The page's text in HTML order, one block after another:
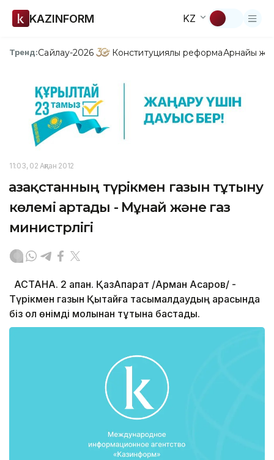
KAZINFORM KZ
Тренд:Сайлау-2026 Конституциялық реформаАрнайы
11:03, 02 Ақпан 2012
Қазақстанның түрікмен газын тұтыну
көлемі артады - Мұнай және газ
министрлігі
АСТАНА. 2 ақпан. ҚазАқпарат /Арман Асқаров/ -
Түрікмен газын Қытайға тасымалдаудың арқасында
біз ол өнімді молынан тұтына бастадық.